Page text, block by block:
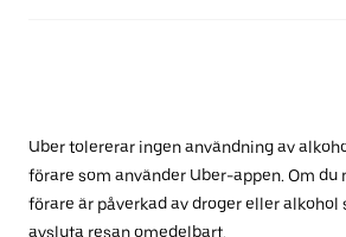
Uber tolererar ingen användning av
förare som använder Uber-appen. Om
förare är påverkad av droger eller alkohol
avsluta resan omedelbart.